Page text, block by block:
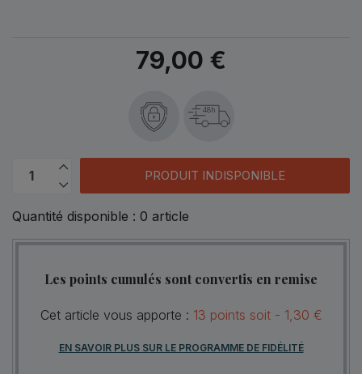
79,00 €
48h
PRODUIT INDISPONIBLE
Quantité disponible : 0 article
Les points cumulés sont convertis en remise
Cet article vous apporte : 13 points soit - 1,30 €
EN SAVOIR PLUS SUR LE PROGRAMME DE FIDÉLITÉ